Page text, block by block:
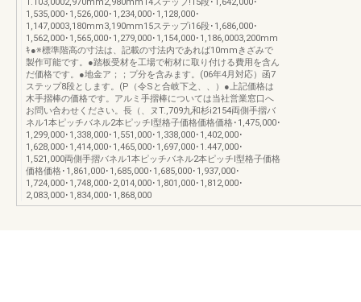
1,535,000･1,526,000･1,234,000･1,128,000･
1,147,0003,180mm3,190mm15ステップi16段･1,686,000･
1,562,000･1,565,000･1,279,000･1,154,000･1,186,0003,200mm
ｷ●※標準階高の寸法は、記載の寸法内であれば10mmきざみで
製作可能です。●踏板受材を工場で桁材に取り付ける費用を含ん
だ価格です。●地金ア；；プ分を含みます。(06年4月対応）函7
ステップ8段とします。(P（令Sと合岐下之、、）●上記価格は
木手摺棒の価格です。アルミ手摺棒については当社営業窓口へ
お問い合わせください。長（、ヌT.,709九和杉i2154両側手摺バ
ネル1本ピッチバネル2本ピッチI型格子価格価格価格･1,475,000･
1,299,000･1,338,000･1,551,000･1,338,000･1,402,000･
1,628,000･1,414,000･1,465,000･1,697,000･1.447,000･
1,521,000両側手摺バネル1本ピッチバネル2本ピッチI型格子価格
価格価格･1,861,000･1,685,000･1,685,000･1,937,000･
1,724,000･1,748,000･2,014,000･1,801,000･1,812,000･
2,083,000･1,834,000･1,868,000